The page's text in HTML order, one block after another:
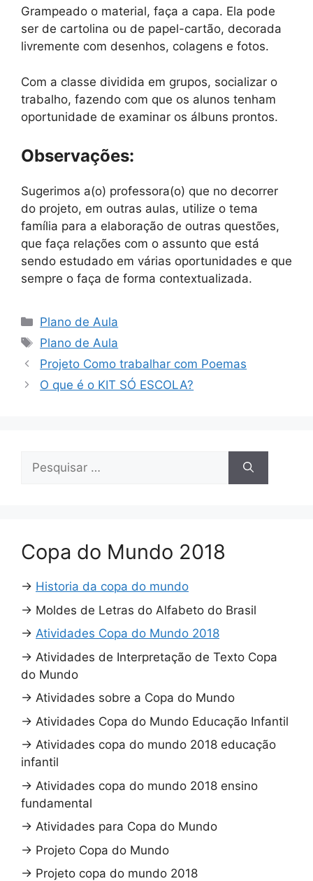
Grampeado o material, faça a capa. Ela pode
ser de cartolina ou de papel-cartão, decorada
livremente com desenhos, colagens e fotos.
Com a classe dividida em grupos, socializar o
trabalho, fazendo com que os alunos tenham
oportunidade de examinar os álbuns prontos.
Observações:
Sugerimos a(o) professora(o) que no decorrer
do projeto, em outras aulas, utilize o tema
família para a elaboração de outras questões,
que faça relações com o assunto que está
sendo estudado em várias oportunidades e que
sempre o faça de forma contextualizada.
Categorias
Plano de Aula
Tags
Plano de Aula
Projeto Como trabalhar com Poemas
O que é o KIT SÓ ESCOLA?
Pesquisar
Copa do Mundo 2018
→ Historia da copa do mundo
→ Moldes de Letras do Alfabeto do Brasil
→ Atividades Copa do Mundo 2018
→ Atividades de Interpretação de Texto Copa
do Mundo
→ Atividades sobre a Copa do Mundo
→ Atividades Copa do Mundo Educação Infantil
→ Atividades copa do mundo 2018 educação
infantil
→ Atividades copa do mundo 2018 ensino
fundamental
→ Atividades para Copa do Mundo
→ Projeto Copa do Mundo
→ Projeto copa do mundo 2018